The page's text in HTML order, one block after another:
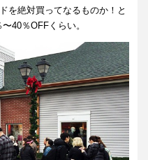
を絶対買ってなるものか！と
40％OFFくらい。